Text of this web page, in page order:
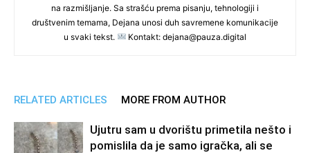
na razmišljanje. Sa strašću prema pisanju, tehnologiji i
društvenim temama, Dejana unosi duh savremene komunikacije
u svaki tekst.
Kontakt: dejana@pauza.digital
RELATED ARTICLES MORE FROM AUTHOR
Ujutru sam u dvorištu primetila nešto i
pomislila da je samo igračka, ali se